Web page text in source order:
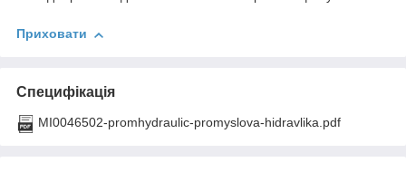
Приховати
Специфікація
MI0046502-promhydraulic-promyslova-hidravlika.pdf